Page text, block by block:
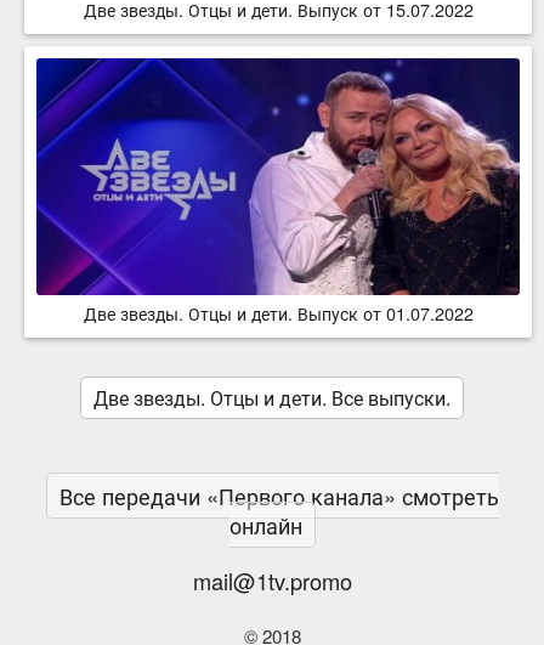
Две звезды. Отцы и дети. Выпуск от 15.07.2022
Две звезды. Отцы и дети. Выпуск от 01.07.2022
Две звезды. Отцы и дети. Все выпуски.
Все передачи «Первого канала» смотреть
онлайн
mail@1tv.promo
© 2018